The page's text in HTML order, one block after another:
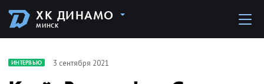
ХК ДИНАМО
МИНСК
ИНТЕРВЬЮ 3 сентября 2021